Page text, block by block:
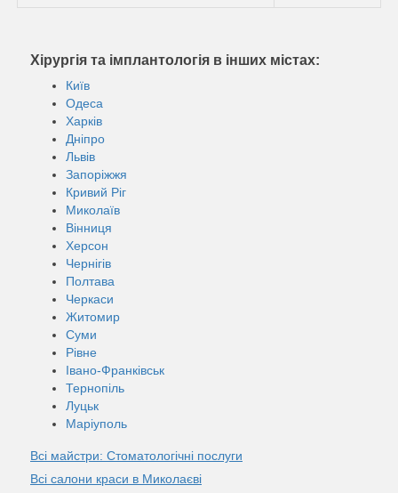
Хірургія та імплантологія в інших містах:
Київ
Одеса
Харків
Дніпро
Львів
Запоріжжя
Кривий Ріг
Миколаїв
Вінниця
Херсон
Чернігів
Полтава
Черкаси
Житомир
Суми
Рівне
Івано-Франківськ
Тернопіль
Луцьк
Маріуполь
Всі майстри: Стоматологічні послуги
Всі салони краси в Миколаєві